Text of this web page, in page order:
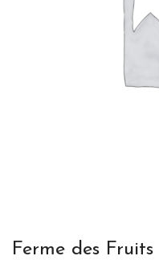
Ferme des Fruits